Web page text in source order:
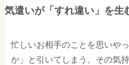
気遣いが「すれ違い」を生
忙しいお相手のことを思いや
か」と引いてしまう。その気